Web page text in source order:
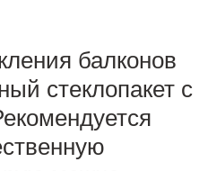
балконов
стеклопакет с